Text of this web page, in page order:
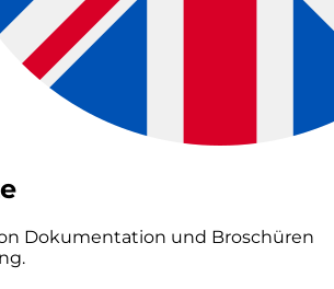
Dokumentation und Broschüren